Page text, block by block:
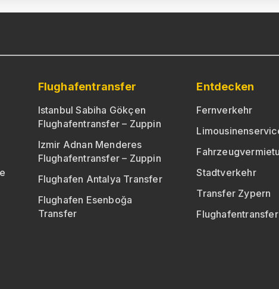
Flughafentransfer
Istanbul Sabiha Gökçen
Flughafentransfer – Zuppin
Izmir Adnan Menderes
Flughafentransfer – Zuppin
Flughafen Antalya Transfer
Flughafen Esenboğa
Transfer
Entdecken
Fernverkehr
Stadtverkehr
Transfer Zypern
Flughafentransfer